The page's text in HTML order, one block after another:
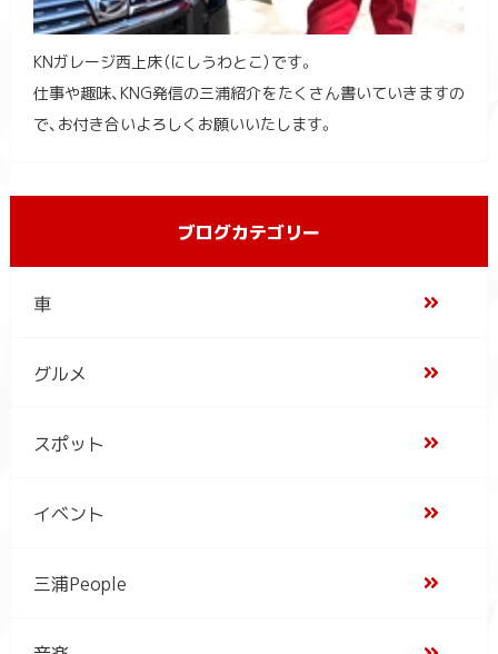
KNガレージ西上床（にしうわとこ）です。
仕事や趣味、KNG発信の三浦紹介をたくさん書いていきますの
で、お付き合いよろしくお願いいたします。
ブログカテゴリー
車
グルメ
スポット
イベント
三浦People